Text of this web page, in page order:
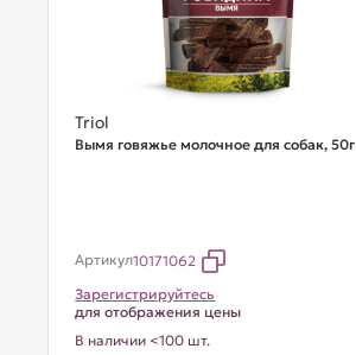
Triol
Вымя говяжье молочное для собак, 50г
Артикул10171062
Зарегистрируйтесь
для отображения цены
В наличии <100 шт.